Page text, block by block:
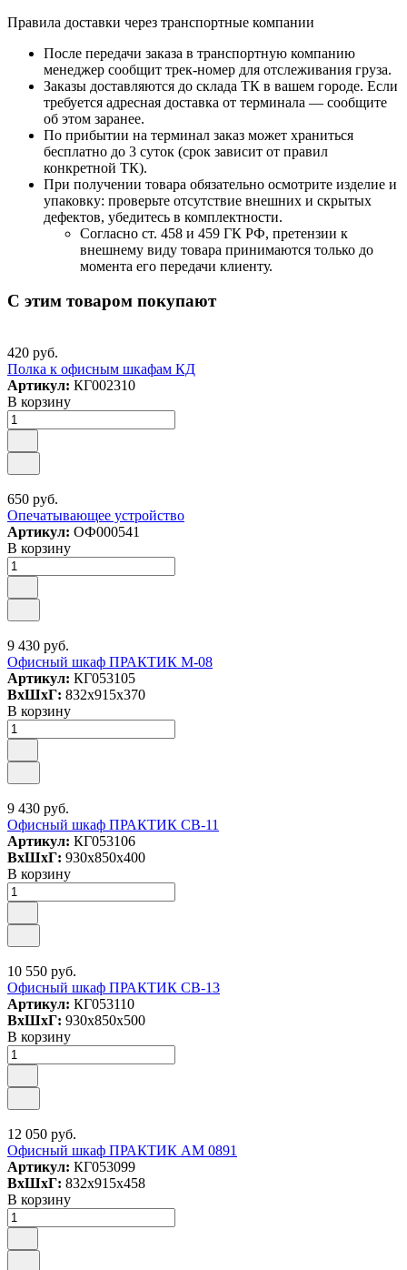
Правила доставки через транспортные компании
После передачи заказа в транспортную компанию
менеджер сообщит трек-номер для отслеживания груза.
Заказы доставляются до склада ТК в вашем городе. Если
требуется адресная доставка от терминала — сообщите
об этом заранее.
По прибытии на терминал заказ может храниться
бесплатно до 3 суток (срок зависит от правил
конкретной ТК).
При получении товара обязательно осмотрите изделие и
упаковку: проверьте отсутствие внешних и скрытых
дефектов, убедитесь в комплектности.
Согласно ст. 458 и 459 ГК РФ, претензии к
внешнему виду товара принимаются только до
момента его передачи клиенту.
С этим товаром покупают
420 руб.
Полка к офисным шкафам КД
Артикул: КГ002310
В корзину
650 руб.
Опечатывающее устройство
Артикул: ОФ000541
В корзину
9 430 руб.
Офисный шкаф ПРАКТИК M-08
Артикул: КГ053105
ВxШxГ: 832x915x370
В корзину
9 430 руб.
Офисный шкаф ПРАКТИК СВ-11
Артикул: КГ053106
ВxШxГ: 930x850x400
В корзину
10 550 руб.
Офисный шкаф ПРАКТИК СВ-13
Артикул: КГ053110
ВxШxГ: 930x850x500
В корзину
12 050 руб.
Офисный шкаф ПРАКТИК AM 0891
Артикул: КГ053099
ВxШxГ: 832x915x458
В корзину